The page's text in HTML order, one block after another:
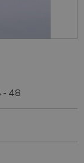
- 48